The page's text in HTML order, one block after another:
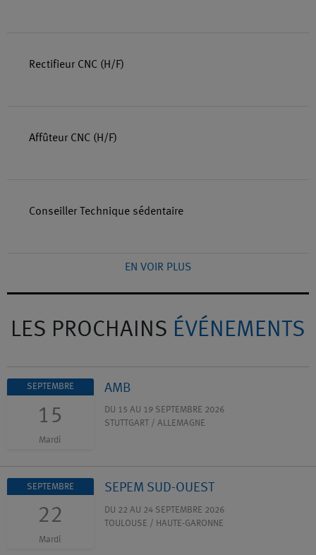
Rectifieur CNC (H/F)
Affûteur CNC (H/F)
Conseiller Technique sédentaire
EN VOIR PLUS
LES PROCHAINS ÉVÉNEMENTS
SEPTEMBRE
15
Mardi
AMB
DU 15 AU 19 SEPTEMBRE 2026
STUTTGART / ALLEMAGNE
SEPTEMBRE
22
Mardi
SEPEM SUD-OUEST
DU 22 AU 24 SEPTEMBRE 2026
TOULOUSE / HAUTE-GARONNE